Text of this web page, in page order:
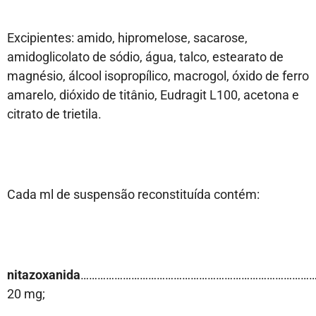
Excipientes: amido, hipromelose, sacarose,
amidoglicolato de sódio, água, talco, estearato de
magnésio, álcool isopropílico, macrogol, óxido de ferro
amarelo, dióxido de titânio, Eudragit L100, acetona e
citrato de trietila.
Cada ml de suspensão reconstituída contém:
nitazoxanida
20 mg;